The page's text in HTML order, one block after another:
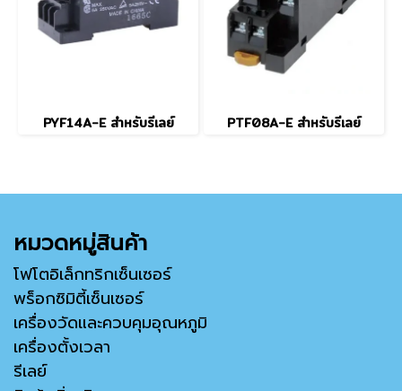
PYF14A-E สำหรับรีเลย์ PTF08A-E สำหรับรีเลย์
หมวดหมู่สินค้า
โฟโตอิเล็กทริกเซ็นเซอร์
พร็อกซิมิตี้เซ็นเซอร์
เครื่องวัดและควบคุมอุณหภูมิ
เครื่องตั้งเวลา
รีเลย์